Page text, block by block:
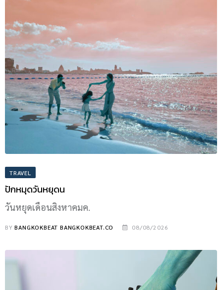
TRAVEL
ปักหมุดวันหยุดน
วันหยุดเดือนสิงหาคมค.
BYBANGKOKBEAT BANGKOKBEAT.CO 08/08/2026